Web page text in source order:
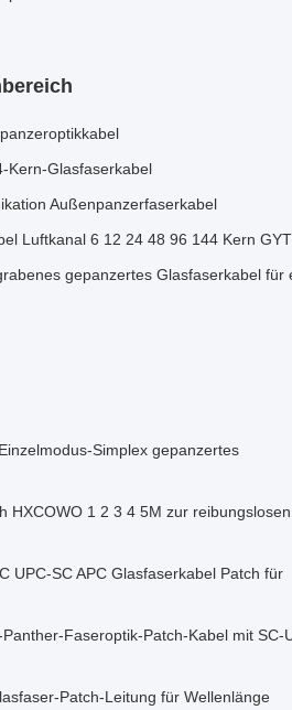
Kern-Glasfaserkabel
Außenpanzerfaserkabel
Luftkanal 6 12 24 48 96 144 Kern
gepanzertes Glasfaserkabel für
Simplex gepanzertes
HXCOWO 1 2 3 4 5M zur reibungslosen
UPC-SC APC Glasfaserkabel Patch für
Faseroptik-Patch-Kabel mit SC-
Patch-Leitung für Wellenlänge